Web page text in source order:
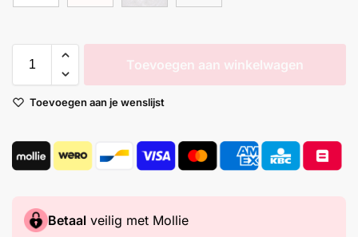
Toevoegen aan winkelwagen
Toevoegen aan je wenslijst
Betaal veilig met Mollie